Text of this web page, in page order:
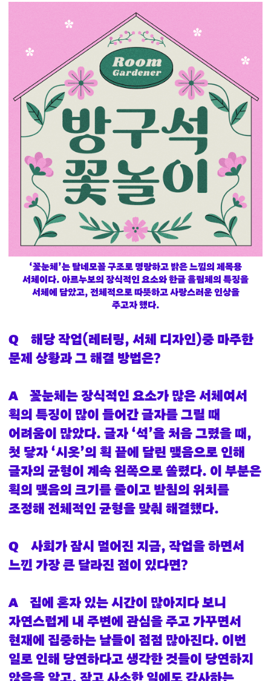
‘꽃눈체’는 탈네모꼴 구조로 명랑하고 밝은 느낌의 제목용
서체이다. 아르누보의 장식적인 요소와 한글 흘림체의 특징을
서체에 담았고, 전체적으로 따뜻하고 사랑스러운 인상을
주고자 했다.
Q 해당 작업(레터링, 서체 디자인)중 마주한
문제 상황과 그 해결 방법은?
A 꽃눈체는 장식적인 요소가 많은 서체여서
획의 특징이 많이 들어간 글자를 그릴 때
어려움이 많았다. 글자 ‘석’을 처음 그렸을 때,
첫 닿자 ‘시옷’의 획 끝에 달린 맺음으로 인해
글자의 균형이 계속 왼쪽으로 쏠렸다. 이 부분은
획의 맺음의 크기를 줄이고 받침의 위치를
조정해 전체적인 균형을 맞춰 해결했다.
Q 사회가 잠시 멀어진 지금, 작업을 하면서
느낀 가장 큰 달라진 점이 있다면?
A 집에 혼자 있는 시간이 많아지다 보니
자연스럽게 내 주변에 관심을 주고 가꾸면서
현재에 집중하는 날들이 점점 많아진다. 이번
일로 인해 당연하다고 생각한 것들이 당연하지
않음을 알고, 작고 사소한 일에도 감사하는